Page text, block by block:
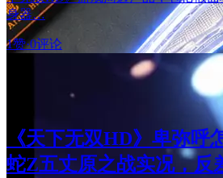
身器…
1赞·0评论
《天下无双HD》卑弥呼
蛇Z五丈原之战实况，反